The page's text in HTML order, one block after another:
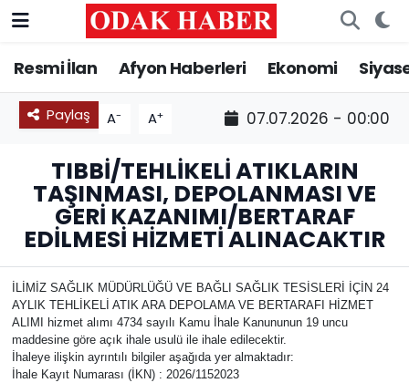
Resmi İlan Afyon Haberleri Ekonomi
Paylaş A- A+ 07.07.2026 - 00:00
TIBBİ/TEHLİKELİ ATIKLARIN
TAŞINMASI, DEPOLANMASI VE
GERİ KAZANIMI/BERTARAF
EDİLMESİ HİZMETİ ALINACAKTIR
İLİMİZ SAĞLIK MÜDÜRLÜĞÜ VE BAĞLI SAĞLIK TESİSLERİ İÇİN 24
AYLIK TEHLİKELİ ATIK ARA DEPOLAMA VE BERTARAFI HİZMET
ALIMI hizmet alımı 4734 sayılı Kamu İhale Kanununun 19 uncu
maddesine göre açık ihale usulü ile ihale edilecektir.
İhaleye ilişkin ayrıntılı bilgiler aşağıda yer almaktadır:
İhale Kayıt Numarası (İKN) : 2026/1152023
AFYONKARAHİSAR HABERLERİ
Resmi İlan
ASAYİŞ
GÜNCEL
EĞİTİM
MAGAZİN
Nöbetçi Eczaneler
Hava Durumu
Trafik Durumu
Süper Lig Puan Durumu ve Fikstür
Son Dakika Haberleri
Haber Arşivi